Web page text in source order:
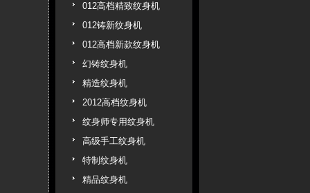
012高档精致纹身机
012铸新纹身机
012高档新款纹身机
幻铸纹身机
精造纹身机
2012高档纹身机
纹身师专用纹身机
高级手工纹身机
特制纹身机
精品纹身机